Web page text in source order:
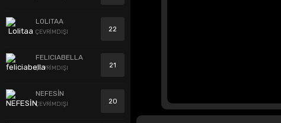
LOLITAA
ÇEVRİMDIŞI 22
FELICIABELLA
ÇEVRİMDIŞI 21
NEFESİN
ÇEVRİMDIŞI 20